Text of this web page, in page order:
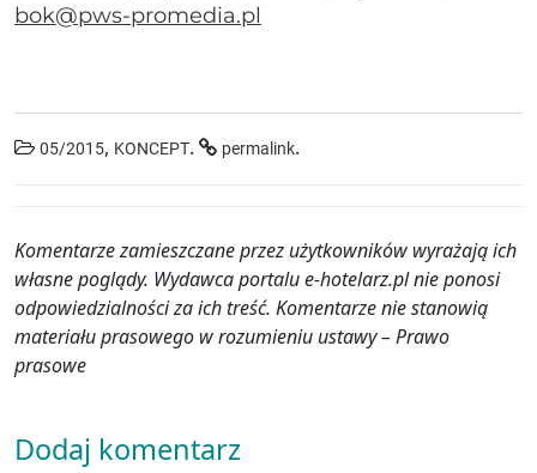
bok@pws-promedia.pl
05/2015, KONCEPT. permalink.
Komentarze zamieszczane przez użytkowników wyrażają ich
własne poglądy. Wydawca portalu e-hotelarz.pl nie ponosi
odpowiedzialności za ich treść. Komentarze nie stanowią
materiału prasowego w rozumieniu ustawy – Prawo
prasowe
Dodaj komentarz